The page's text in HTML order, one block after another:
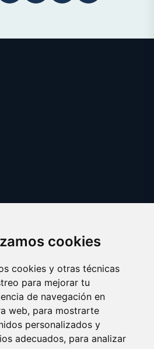
cookies
cookies y otras técnicas
para mejorar tu
de navegación en
web, para mostrarte
personalizados y
adecuados, para analizar
preferences
© 2025 vertedero.es